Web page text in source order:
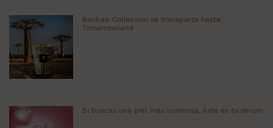
Baobab Collection se transporta hasta
Tomorrowland
Si buscas una piel más luminosa, éste es tu serum